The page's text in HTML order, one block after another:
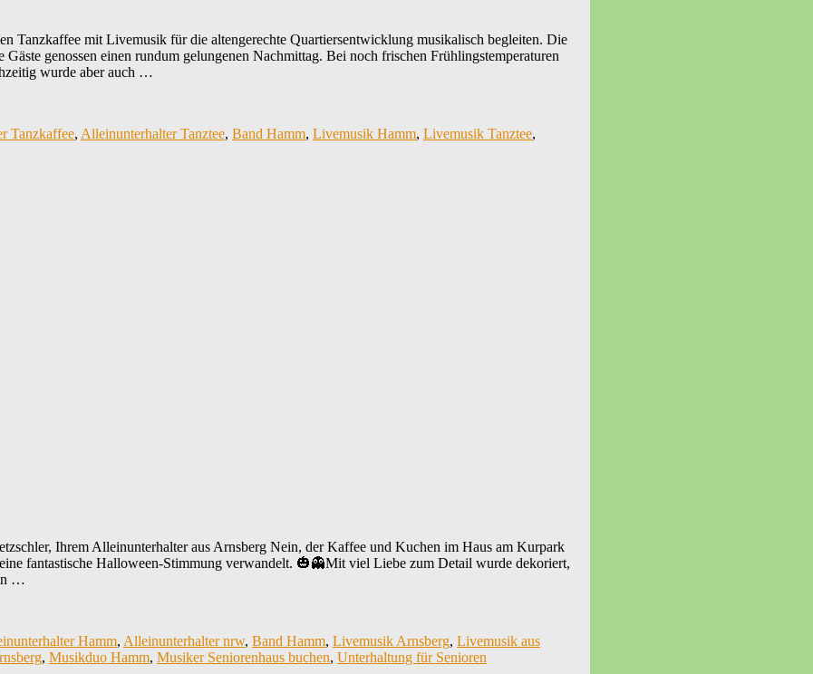
Tanzkaffee mit Livemusik für die altengerechte Quartiersentwicklung musikalisch begleiten. Die
genossen einen rundum gelungenen Nachmittag. Bei noch frischen Frühlingstemperaturen
wurde aber auch …
Tanzkaffee, Alleinunterhalter Tanztee, Band Hamm, Livemusik Hamm, Livemusik Tanztee,
Ihrem Alleinunterhalter aus Arnsberg Nein, der Kaffee und Kuchen im Haus am Kurpark
fantastische Halloween-Stimmung verwandelt. 🎃👻Mit viel Liebe zum Detail wurde dekoriert,
…
Hamm, Alleinunterhalter nrw, Band Hamm, Livemusik Arnsberg, Livemusik aus
, Musikduo Hamm, Musiker Seniorenhaus buchen, Unterhaltung für Senioren